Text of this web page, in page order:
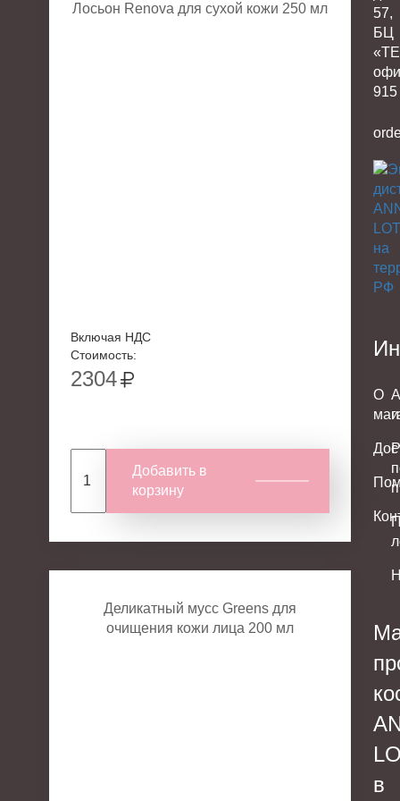
Лосьон Renova для сухой кожи 250 мл
Включая НДС
Стоимость:
2304
Добавить в
корзину
Деликатный мусс Greens для
очищения кожи лица 200 мл
57,
БЦ
915
О
в